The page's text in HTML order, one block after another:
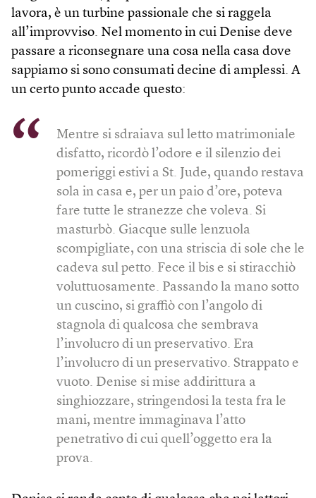
lavora, è un turbine passionale che si raggela
all’improvviso. Nel momento in cui Denise deve
passare a riconsegnare una cosa nella casa dove
sappiamo si sono consumati decine di amplessi. A
un certo punto accade questo:
Mentre si sdraiava sul letto matrimoniale
disfatto, ricordò l’odore e il silenzio dei
pomeriggi estivi a St. Jude, quando restava
sola in casa e, per un paio d’ore, poteva
fare tutte le stranezze che voleva. Si
masturbò. Giacque sulle lenzuola
scompigliate, con una striscia di sole che le
cadeva sul petto. Fece il bis e si stiracchiò
voluttuosamente. Passando la mano sotto
un cuscino, si graffiò con l’angolo di
stagnola di qualcosa che sembrava
l’involucro di un preservativo. Era
l’involucro di un preservativo. Strappato e
vuoto. Denise si mise addirittura a
singhiozzare, stringendosi la testa fra le
mani, mentre immaginava l’atto
penetrativo di cui quell’oggetto era la
prova.